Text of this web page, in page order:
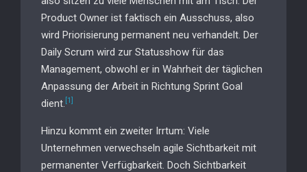
Product Owner ist faktisch ein Ausschuss, also
wird Priorisierung permanent neu verhandelt. Der
Daily Scrum wird zur Statusshow für das
Management, obwohl er in Wahrheit der täglichen
Anpassung der Arbeit in Richtung Sprint Goal
dient. [1]
Hinzu kommt ein zweiter Irrtum: Viele
Unternehmen verwechseln agile Sichtbarkeit mit
permanenter Verfügbarkeit. Doch Sichtbarkeit